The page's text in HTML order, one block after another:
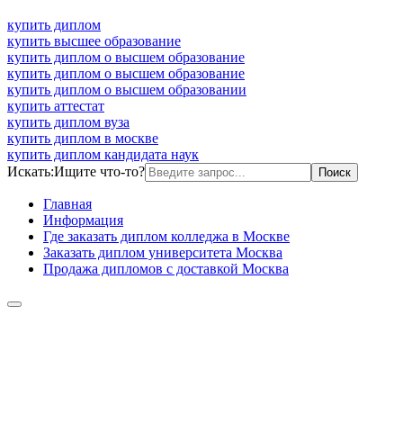
купить диплом
купить высшее образование
купить диплом о высшем образование
купить диплом о высшем образование
купить диплом о высшем образовании
купить аттестат
купить диплом вуза
купить диплом в москве
купить диплом кандидата наук
Искать:Ищите что-то?
Главная
Информация
Где заказать диплом колледжа в Москве
Заказать диплом университета Москва
Продажа дипломов с доставкой Москва